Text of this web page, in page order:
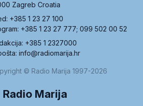
Zagreb Croatia
+385 1 23 27 100
+385 1 23 27 777; 099 502 00 52
+385 1 2327000
info@radiomarija.hr
© Radio Marija 1997-2026
Radio Marija